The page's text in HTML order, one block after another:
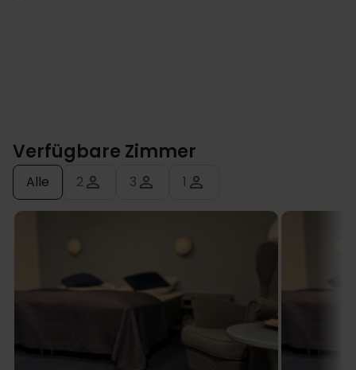
Verfügbare Zimmer
Alle 2 3 1